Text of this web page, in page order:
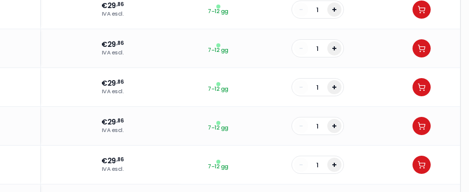
€29,86
IVA escl. 7-12 gg - +
€29,86
IVA escl. 7-12 gg - +
€29,86
IVA escl. 7-12 gg - +
€29,86
IVA escl. 7-12 gg - +
€29,86
IVA escl. 7-12 gg - +